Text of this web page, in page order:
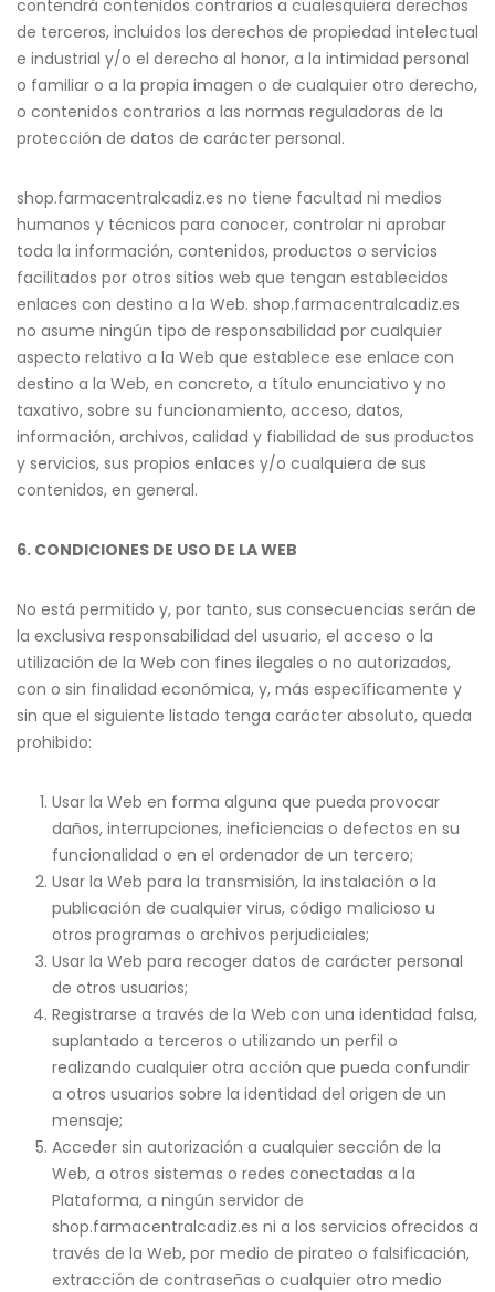
contendrá contenidos contrarios a cualesquiera derechos
de terceros, incluidos los derechos de propiedad intelectual
e industrial y/o el derecho al honor, a la intimidad personal
o familiar o a la propia imagen o de cualquier otro derecho,
o contenidos contrarios a las normas reguladoras de la
protección de datos de carácter personal.
shop.farmacentralcadiz.es no tiene facultad ni medios
humanos y técnicos para conocer, controlar ni aprobar
toda la información, contenidos, productos o servicios
facilitados por otros sitios web que tengan establecidos
enlaces con destino a la Web. shop.farmacentralcadiz.es
no asume ningún tipo de responsabilidad por cualquier
aspecto relativo a la Web que establece ese enlace con
destino a la Web, en concreto, a título enunciativo y no
taxativo, sobre su funcionamiento, acceso, datos,
información, archivos, calidad y fiabilidad de sus productos
y servicios, sus propios enlaces y/o cualquiera de sus
contenidos, en general.
6. CONDICIONES DE USO DE LA WEB
No está permitido y, por tanto, sus consecuencias serán de
la exclusiva responsabilidad del usuario, el acceso o la
utilización de la Web con fines ilegales o no autorizados,
con o sin finalidad económica, y, más específicamente y
sin que el siguiente listado tenga carácter absoluto, queda
prohibido:
Usar la Web en forma alguna que pueda provocar
daños, interrupciones, ineficiencias o defectos en su
funcionalidad o en el ordenador de un tercero;
Usar la Web para la transmisión, la instalación o la
publicación de cualquier virus, código malicioso u
otros programas o archivos perjudiciales;
Usar la Web para recoger datos de carácter personal
de otros usuarios;
Registrarse a través de la Web con una identidad falsa,
suplantado a terceros o utilizando un perfil o
realizando cualquier otra acción que pueda confundir
a otros usuarios sobre la identidad del origen de un
mensaje;
Acceder sin autorización a cualquier sección de la
Web, a otros sistemas o redes conectadas a la
Plataforma, a ningún servidor de
shop.farmacentralcadiz.es ni a los servicios ofrecidos a
través de la Web, por medio de pirateo o falsificación,
extracción de contraseñas o cualquier otro medio